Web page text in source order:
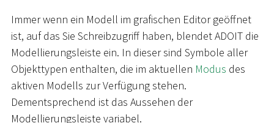
Immer wenn ein Modell im grafischen Editor geöffnet
ist, auf das Sie Schreibzugriff haben, blendet ADOIT die
Modellierungsleiste ein. In dieser sind Symbole aller
Objekttypen enthalten, die im aktuellen Modus des
aktiven Modells zur Verfügung stehen.
Dementsprechend ist das Aussehen der
Modellierungsleiste variabel.